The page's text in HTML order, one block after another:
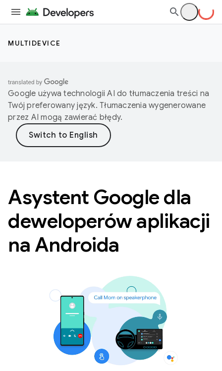
MULTIDEVICE
Google używa technologii AI do tłumaczenia treści na
Twój preferowany język. Tłumaczenia wygenerowane
przez AI mogą zawierać błędy.
Asystent Google dla
deweloperów aplikacji
na Androida